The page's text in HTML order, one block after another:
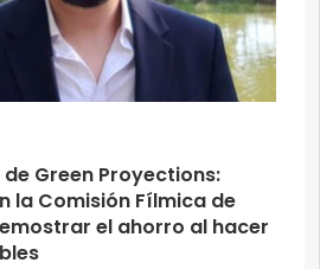
Green Proyections:
la Comisión Fílmica de
el ahorro al hacer